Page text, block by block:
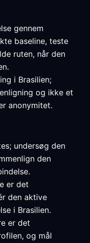
gennem
baseline, teste
ruten, når den
i Brasilien;
og ikke et
anonymitet.
undersøg den
den
er det
den aktive
i Brasilien.
er det
og mål